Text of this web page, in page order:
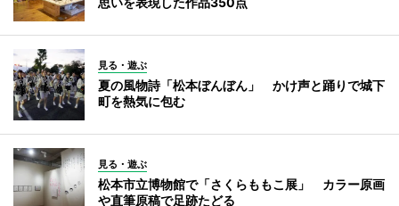
見る・遊ぶ
夏の風物詩「松本ぼんぼん」 かけ声と踊りで城下
町を熱気に包む
見る・遊ぶ
松本市立博物館で「さくらももこ展」 カラー原画
や直筆原稿で足跡たどる